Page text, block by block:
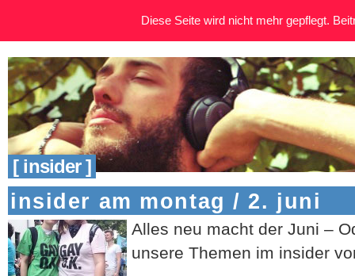
[ insider ]
insider am montag / 2. juni
Alles neu macht der Juni –
unsere Themen im insider
Diese Seite wird nicht mehr gepflegt.